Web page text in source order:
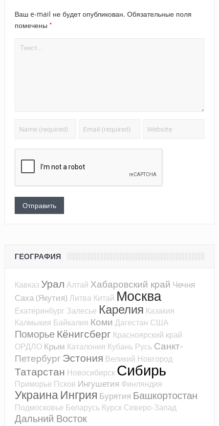
Ваш e-mail не будет опубликован. Обязательные поля
помечены *
ГЕОГРАФИЯ
Кавказ Урал Алтай Хабаровский край Чечня
Саха (Якутия) Литва Китай Москва
Екатеринбург Залесье Карелия Казакия
Калмыкия Байкалия Коми Дагестан США
ПоморьеКёнигсберг Красноярский край
ОРДЛО Крым Каталония Кубань Русь Санкт-
Петербург Эстония Великий Новгород
Татарстан Новосибирск Сибирь
Приморье Псков Ингушетия Финляндия
УкраинаИнгрия Бурятия Башкортостан
Подмосковье Беларусь Курск Северо-Запад
Дальний Восток